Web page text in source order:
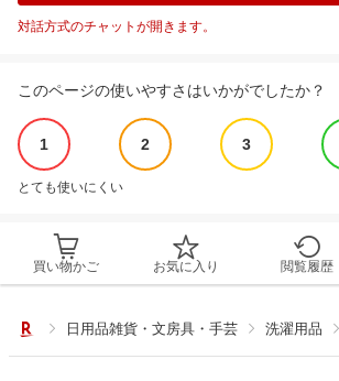
対話方式のチャットが開きます。
このページの使いやすさはいかがでしたか？
1 2 3
とても使いにくい
買い物かご お気に入り 閲覧履歴
日用品雑貨・文房具・手芸 洗濯用品